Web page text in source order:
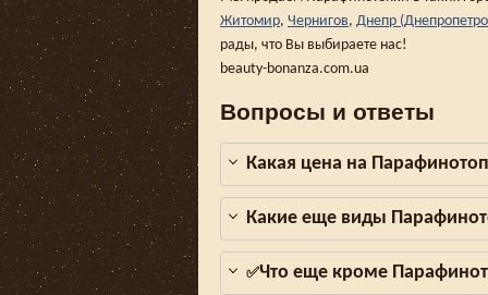
Житомир, Чернигов, Днепр
рады, что Вы выбираете нас!
beauty-bonanza.com.ua
Вопросы и ответы
Какая цена на
Какие еще виды
✅Что еще кроме